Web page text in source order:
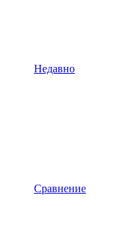
Недавно
Сравнение